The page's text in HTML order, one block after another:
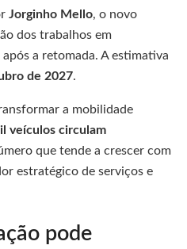
Jorginho Mello, o novo
dos trabalhos em
após a retomada. A estimativa
de 2027.
a mobilidade
veículos circulam
que tende a crescer com
estratégico de serviços e
pode